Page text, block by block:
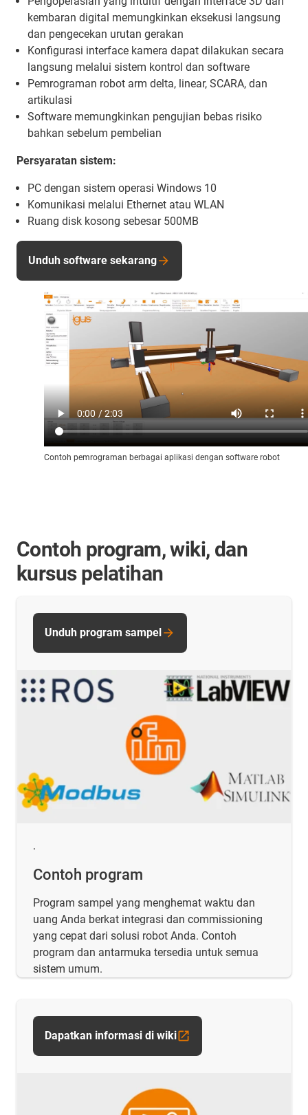
Contoh pemrograman berbagai aplikasi dengan software robot
kembaran digital memungkinkan eksekusi langsung
dan pengecekan urutan gerakan
Konfigurasi interface kamera dapat dilakukan secara
langsung melalui sistem kontrol dan software
Pemrograman robot arm delta, linear, SCARA, dan
artikulasi
Software memungkinkan pengujian bebas risiko
bahkan sebelum pembelian
Persyaratan sistem:
PC dengan sistem operasi Windows 10
Komunikasi melalui Ethernet atau WLAN
Ruang disk kosong sebesar 500MB
Unduh software sekarang
Contoh program, wiki, dan
kursus pelatihan
.
Contoh program
Program sampel yang menghemat waktu dan
uang Anda berkat integrasi dan commissioning
yang cepat dari solusi robot Anda. Contoh
program dan antarmuka tersedia untuk semua
sistem umum.
Unduh program sampel
Dapatkan informasi di wiki